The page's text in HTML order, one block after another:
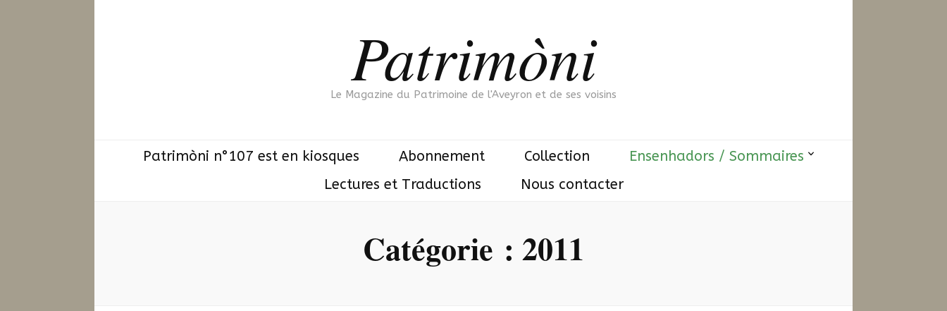
Patrimòni
Le Magazine du Patrimoine de l'Aveyron et de ses voisins
Patrimòni n°107 est en kiosques Abonnement Collection
Ensenhadors / Sommaires
Lectures et Traductions
Nous contacter
Catégorie : 2011